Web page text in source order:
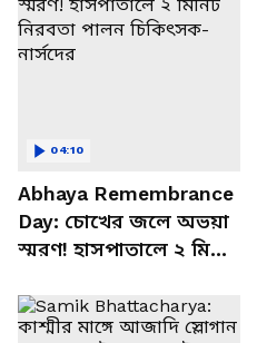
Abhaya Remembrance
Day: চোখের জলে অভয়া
স্মরণ! হাসপাতালে ২ মিনিট
নার্সদের
04:10